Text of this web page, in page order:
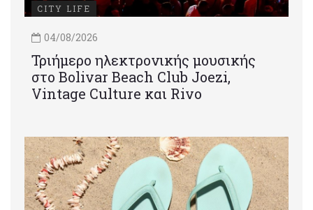
CITY LIFE
04/08/2026
Τριήμερο ηλεκτρονικής μουσικής
στο Bolivar Beach Club Joezi,
Vintage Culture και Rivo